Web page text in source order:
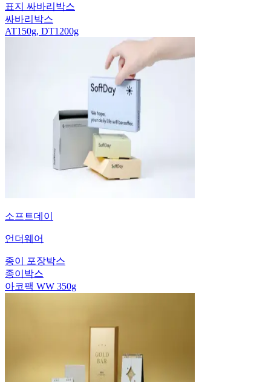
표지 싸바리박스
싸바리박스
AT150g, DT1200g
소프트데이
언더웨어
종이 포장박스
종이박스
아코팩 WW 350g